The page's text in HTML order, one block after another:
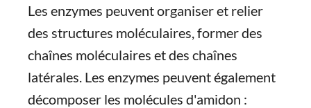
Les enzymes peuvent organiser et relier
des structures moléculaires, former des
chaînes moléculaires et des chaînes
latérales. Les enzymes peuvent également
décomposer les molécules d'amidon :